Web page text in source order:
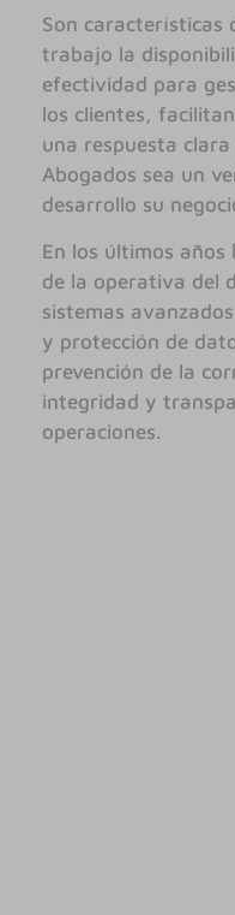
Son características
trabajo la
efectividad para
los clientes,
una respuesta
Abogados sea un
desarrollo su
En los últimos
de la operativa del
sistemas
y protección de
prevención de la
integridad y
operaciones.